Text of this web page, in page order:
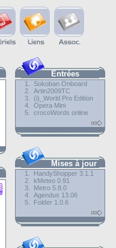
Entrées
1. Sokoban Onboard
2. Artin2009TC
3. (i)_World Pro Edition
4. Opera Mini
5. crocoWords online
Mises à jour
1. HandyShopper 3.1.1
2. kMeteo 0.91
3. Metro 5.8.0
4. Agendus 13.06
5. Folder 1.0.6